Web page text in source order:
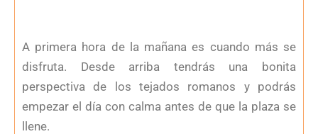
A primera hora de la mañana es cuando más se
disfruta. Desde arriba tendrás una bonita
perspectiva de los tejados romanos y podrás
empezar el día con calma antes de que la plaza se
llene.